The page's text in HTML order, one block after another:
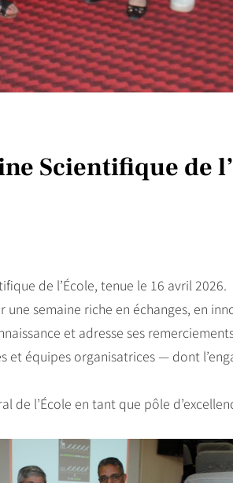
Scientifique de
de l’École, tenue le 16 avril 2026.
semaine riche en échanges, en
et adresse ses
équipes organisatrices — dont
l’École en tant que pôle